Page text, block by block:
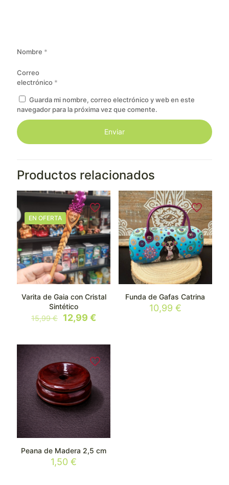
Nombre *
Correo
electrónico *
Guarda mi nombre, correo electrónico y web en este
navegador para la próxima vez que comente.
Productos relacionados
EN OFERTA
Varita de Gaia con Cristal
Sintético
15,99€
El
era:
15,99 €.
12,99€
es:
12,99 €.
Funda de Gafas Catrina
10,99 €
Peana de Madera 2,5 cm
1,50€